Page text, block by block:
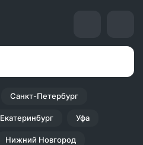
Санкт-Петербург
Екатеринбург Уфа
Нижний Новгород